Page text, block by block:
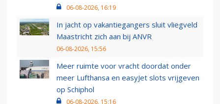
06-08-2026, 16:19
In jacht op vakantiegangers sluit vliegveld
Maastricht zich aan bij ANVR
06-08-2026, 15:56
Meer ruimte voor vracht doordat onder
meer Lufthansa en easyJet slots vrijgeven
op Schiphol
06-08-2026, 15:16